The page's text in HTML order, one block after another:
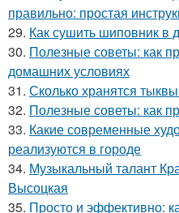
правильно: простая
29. Как сушить шиповник в
30. Полезные советы: как
домашних условиях
31. Сколько хранятся
32. Полезные советы: как
33. Какие современные
реализуются в городе
34. Музыкальный талант
Высоцкая
35. Просто и эффективно: